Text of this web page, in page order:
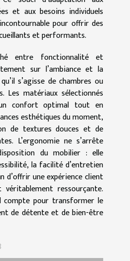
et aux besoins individuels
pour offrir des
et performants.
entre fonctionnalité et
sur l’ambiance et la
s’agisse de chambres ou
Les matériaux sélectionnés
confort optimal tout en
esthétiques du moment,
de textures douces et de
L’ergonomie ne s’arrête
du mobilier : elle
la facilité d’entretien
d’offrir une expérience client
ressourçante.
compte pour transformer le
de détente et de bien-être